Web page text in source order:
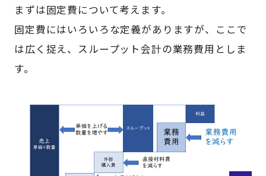
まずは固定費について考えます。
固定費にはいろいろな定義がありますが、ここで
は広く捉え、スループット会計の業務費用としま
す。